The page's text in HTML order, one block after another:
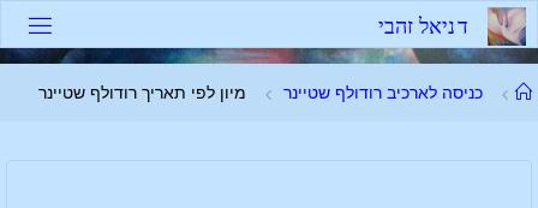
דלגו
לתוכן
דניאל זהבי
עמודכניסה לארכיב רודולף שטיינר מיון לפי תאריך רודולף שטיינר